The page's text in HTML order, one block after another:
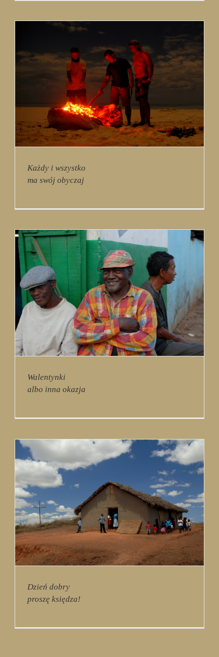
Każdy i wszystko
ma swój obyczaj
Walentynki
albo inna okazja
Dzień dobry
proszę księdza!